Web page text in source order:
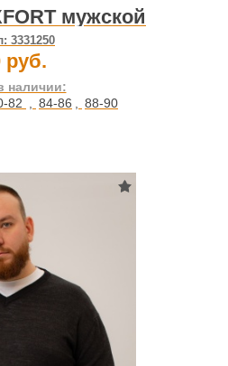
мужской
3331250
руб.
наличии:
82 , 84-86 , 88-90